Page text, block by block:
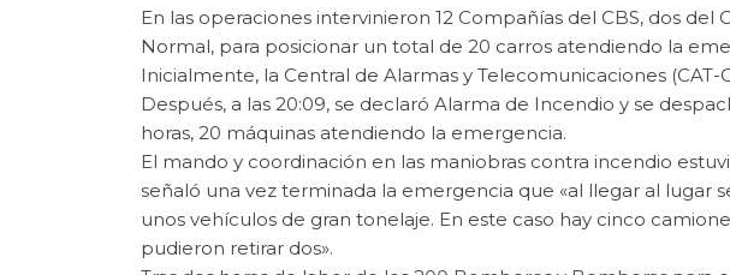
En las operaciones intervinieron 12 Compañías del CBS, dos
Normal, para posicionar un total de 20 carros atendiendo la
Inicialmente, la Central de Alarmas y Telecomunicaciones
Después, a las 20:09, se declaró Alarma de Incendio y se
horas, 20 máquinas atendiendo la emergencia.
El mando y coordinación en las maniobras contra incendio
señaló una vez terminada la emergencia que «al llegar al lugar
unos vehículos de gran tonelaje. En este caso hay cinco
pudieron retirar dos».